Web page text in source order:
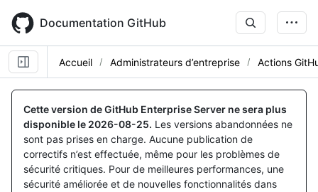
main
content
Documentation GitHub
Accueil Administrateurs d’entreprise Actions
Cette version de GitHub Enterprise Server ne sera plus
disponible le 2026-08-25. Les versions abandonnées ne
sont pas prises en charge. Aucune publication de
correctifs n’est effectuée, même pour les problèmes de
sécurité critiques. Pour de meilleures performances, une
sécurité améliorée et de nouvelles fonctionnalités dans